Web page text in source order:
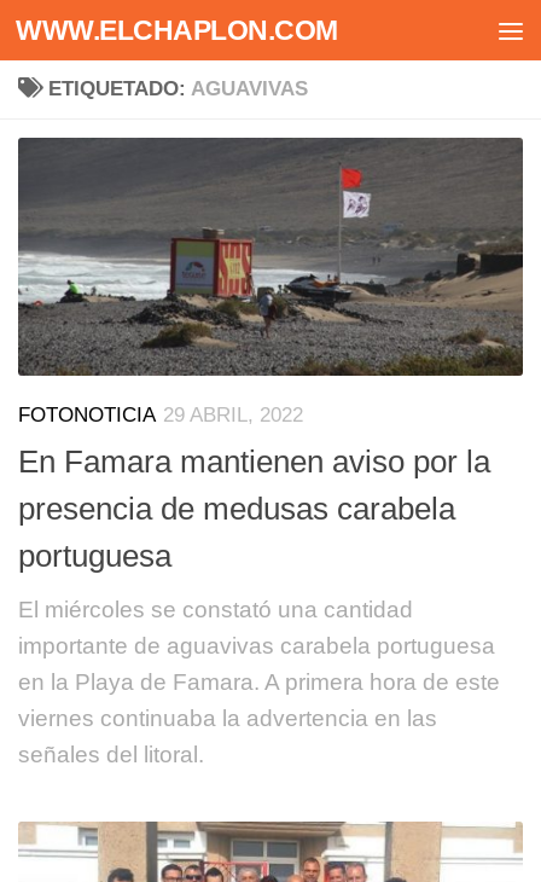
Saltar al contenido
WWW.ELCHAPLON.COM
ETIQUETADO: AGUAVIVAS
FOTONOTICIA 29 ABRIL, 2022
En Famara mantienen aviso por la
presencia de medusas carabela
portuguesa
El miércoles se constató una cantidad
importante de aguavivas carabela portuguesa
en la Playa de Famara. A primera hora de este
viernes continuaba la advertencia en las
señales del litoral.